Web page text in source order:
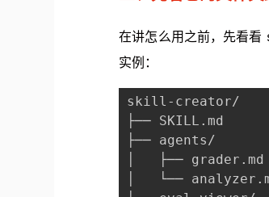
在讲怎么用之前，先看
实例：
skill-creator/
├── SKILL.md
├── agents/
│   ├── grader.md
│   └──